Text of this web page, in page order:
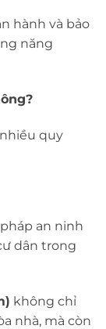
hành và bảo
năng
quy
an ninh
dân trong
không chỉ
nhà, mà còn